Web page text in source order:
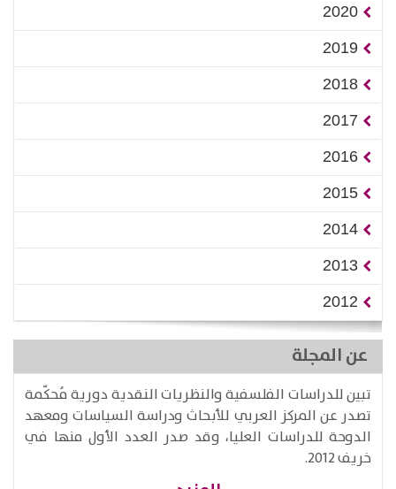
2020
2019
2018
2017
2016
2015
2014
2013
2012
عن المجلة
تبين للدراسات الفلسفية والنظريات النقدية دورية مُحكّمة
تصدر عن المركز العربي للأبحاث ودراسة السياسات ومعهد
الدوحة للدراسات العليا، وقد صدر العدد الأول منها في
خريف 2012.